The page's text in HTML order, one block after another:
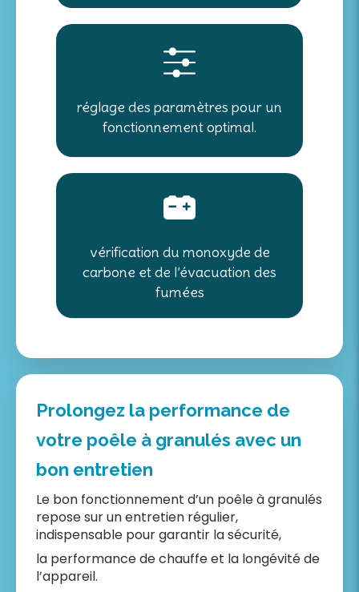
réglage des paramètres pour un
fonctionnement optimal.
vérification du monoxyde de
carbone et de l’évacuation des
fumées
Prolongez la performance de
votre poêle à granulés avec un
bon entretien
Le bon fonctionnement d’un poêle à granulés
repose sur un entretien régulier,
indispensable pour garantir la sécurité,
la performance de chauffe et la longévité de
l’appareil.